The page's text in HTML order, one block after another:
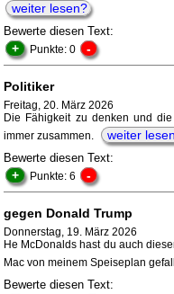
weiter lesen?
Bewerte diesen Text:
+ Punkte: 0 -
Politiker
Freitag, 20. März 2026
Die Fähigkeit zu denken und
immer zusammen.
weiter
Bewerte diesen Text:
+ Punkte: 6 -
gegen Donald Trump
Donnerstag, 19. März 2026
He McDonalds hast du auch
Mac von meinem Speiseplan
Bewerte diesen Text: